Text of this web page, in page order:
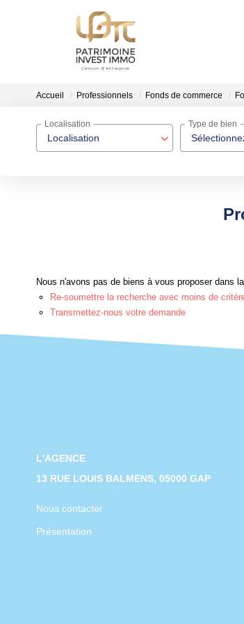
Accueil Professionnels Fonds de commerce
Localisation
Localisation Type de bien
Nous n'avons pas de biens à vous proposer dans
Re-soumettre la recherche avec moins de
Transmettez-nous votre demande
L'AGENCE
13 RUE LOUIS BALMENS, 05000 GAP
Nous contacter
Présentation